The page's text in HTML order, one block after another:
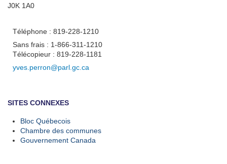
SITES CONNEXES
Bloc Québecois
Chambre des communes
Gouvernement Canada
J0K 1A0
Téléphone : 819-228-1210
Sans frais : 1-866-311-1210
Télécopieur : 819-228-1181
yves.perron@parl.gc.ca